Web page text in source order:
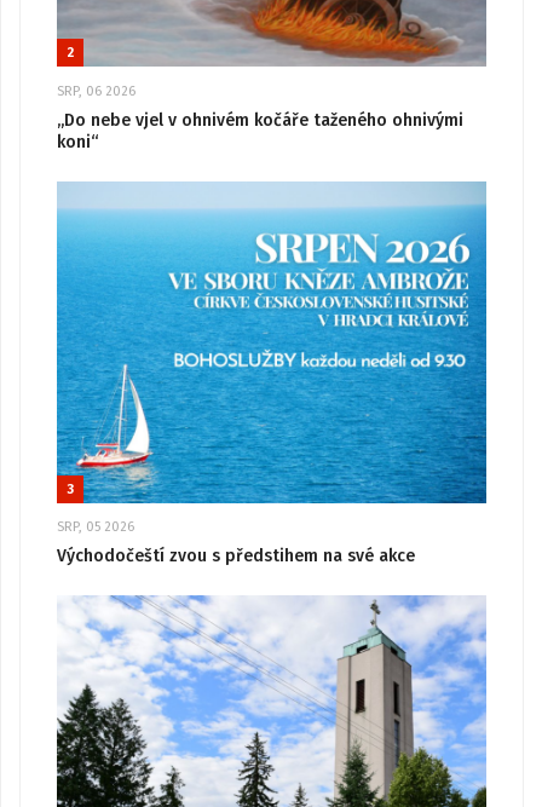
2
SRP, 06 2026
„Do nebe vjel v ohnivém kočáře taženého ohnivými
koni“
3
SRP, 05 2026
Východočeští zvou s předstihem na své akce